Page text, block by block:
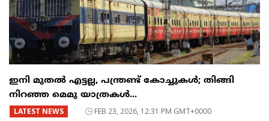
ഇനി മുതൽ എട്ടല്ല, പന്ത്രണ്ട് കോച്ചുകള്‍; തിങ്ങി
നിറഞ്ഞ മെമു യാത്രകൾ...
LATEST NEWS FEB 23, 2026, 12:31 PM GMT+0000